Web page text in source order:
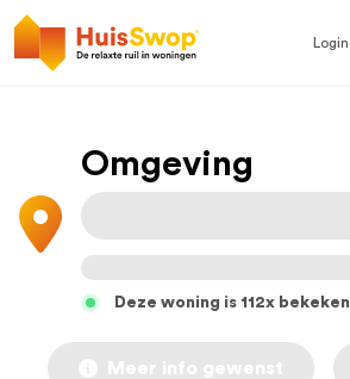
Login
Omgeving
Deze woning is 112x bekeken
Meer info gewenst